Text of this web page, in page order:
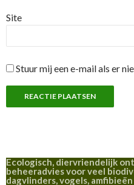
Site
Stuur mij een e-mail als er
Ecologisch, diervriendelijk
beheeradvies voor veel
dagvlinders, vogels,